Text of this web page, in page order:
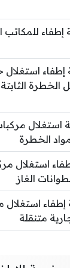
للمكاتب
استغلال
الخطرة الثابتة
استغلال
الخطرة
استغلال
الغاز
استغلال
متنقلة